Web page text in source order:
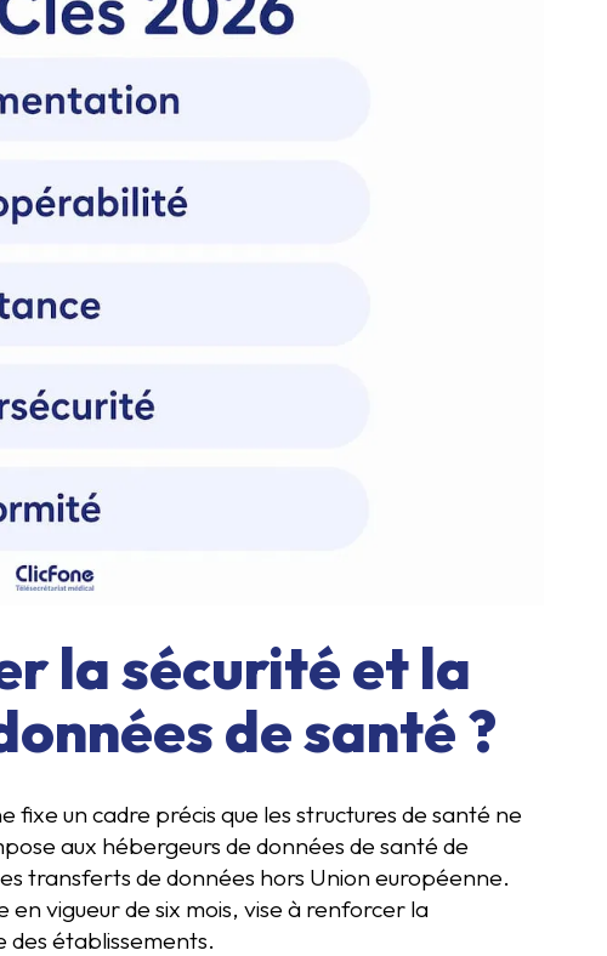
la sécurité et la
de santé ?
un cadre précis que les structures de santé ne
aux hébergeurs de données de santé de
transferts de données hors Union européenne.
en vigueur de six mois, vise à renforcer la
établissements.